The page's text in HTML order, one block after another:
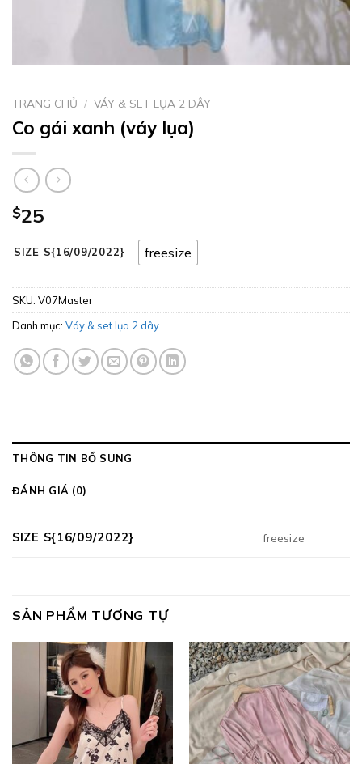
TRANG CHỦ / VÁY & SET LỤA 2 DÂY
Co gái xanh (váy lụa)
$25
SIZE S{16/09/2022} freesize
SKU: V07Master
Danh mục: Váy & set lụa 2 dây
THÔNG TIN BỔ SUNG
ĐÁNH GIÁ (0)
SIZE S{16/09/2022} freesize
SẢN PHẨM TƯƠNG TỰ